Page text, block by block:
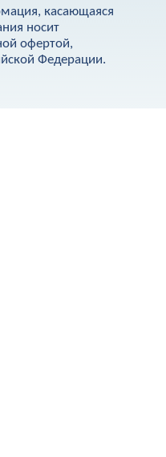
касающаяся
носит
офертой,
Федерации.